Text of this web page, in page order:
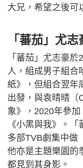
大兄，希望之後可
「蕃茄」尤
「蕃茄」尤志豪
人，組成男子組合
紙》，但組合翌年
出發，與袁晴晴（
象》，2020年參
《小黑與我》。
多部TVB劇集中做
他亦是主題樂園的
都見到其身影。